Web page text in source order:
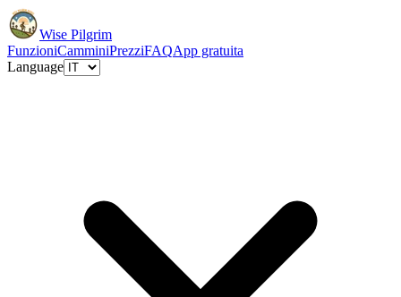
Wise Pilgrim
FunzioniCamminiPrezziFAQApp gratuita
Language